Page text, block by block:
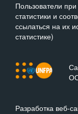
Пользователи
статистики и
ссылаться на их
статистике)
Разработка веб-